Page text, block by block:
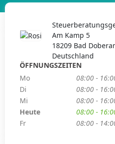
Am Kamp 5
18209 Bad
Deutschland
ÖFFNUNGSZEITEN
Mo
08:00 -
Di
08:00 -
Mi
08:00 -
Heute
08:00 -
Fr
08:00 -